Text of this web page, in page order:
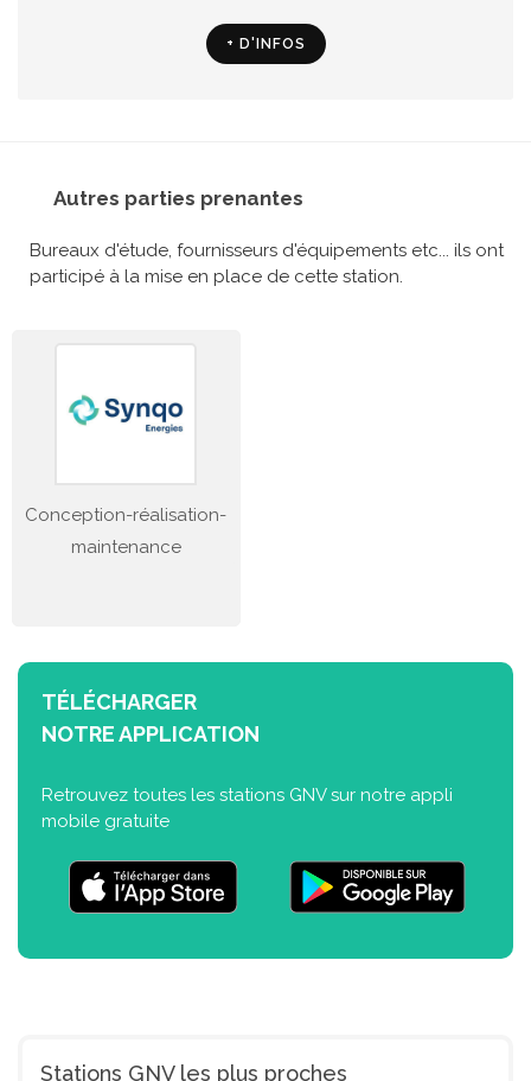
+ D'INFOS
Autres parties prenantes
Bureaux d'étude, fournisseurs d'équipements etc... ils ont
participé à la mise en place de cette station.
Conception-réalisation-
maintenance
TÉLÉCHARGER
NOTRE APPLICATION
Retrouvez toutes les stations GNV sur notre appli
mobile gratuite
Stations GNV les plus proches